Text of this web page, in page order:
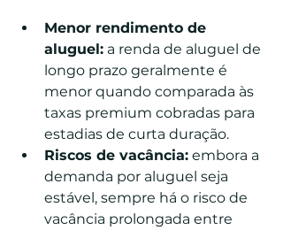
Menor rendimento de
aluguel: a renda de aluguel de
longo prazo geralmente é
menor quando comparada às
taxas premium cobradas para
estadias de curta duração.
Riscos de vacância: embora a
demanda por aluguel seja
estável, sempre há o risco de
vacância prolongada entre